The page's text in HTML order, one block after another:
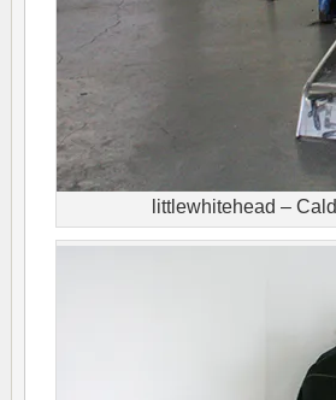
littlewhitehead –